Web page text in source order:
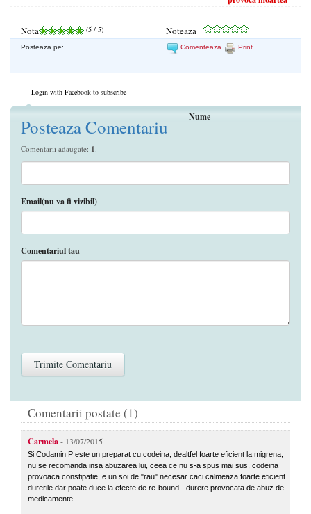
Nota (5 / 5) Noteaza
Posteaza pe: Comenteaza Print
Login with Facebook to subscribe
Posteaza Comentariu
Comentarii adaugate: 1.
Nume
Email(nu va fi vizibil)
Comentariul tau
Comentarii postate (1)
Carmela- 13/07/2015
Si Codamin P este un preparat cu codeina, dealtfel foarte eficient la migrena,
nu se recomanda insa abuzarea lui, ceea ce nu s-a spus mai sus, codeina
provoaca constipatie, e un soi de "rau" necesar caci calmeaza foarte eficient
durerile dar poate duce la efecte de re-bound - durere provocata de abuz de
medicamente